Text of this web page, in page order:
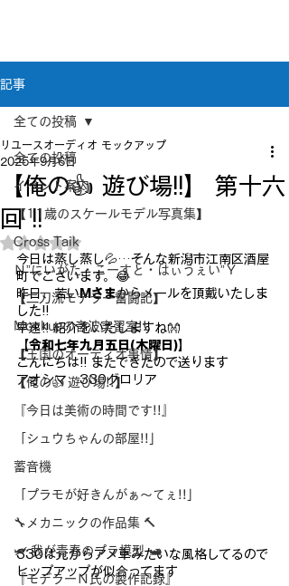
記事
全ての投稿
イベント案内
【11歳のスケールモデル写真集】
Cross Taik
Ｎ”にいがた・こーすと・はぃうぇい”Ｙ
【二刀流モデラー奮闘記】
Mockupの音波実習室!!
【王国のオーディオ事情】
【俺の👍 遊び場!!】
『今日は美術の時間です!!』
「シュウちゃんの部屋!!」
蓄音機
「プラモが好きんがぁ～てぇ!!」
🔧メカニックの作品集 🔨
🛩 我が青春のプラ模型 🛥
『モデラーＮ氏の製作記録』
全ての投稿
【俺の👍 遊び場!!】 第十六
回 !!
リユースオーディオ モックアップ
2025年9月6日
5つ星のうちNaNと評価されています。
今日は蒸し蒸し💦…そんな新潟市江南区酒屋
町でございます。😂
昨日、若いMさまからメールを頂戴いたしま
した!!
早速!! 紹介をいたしますね👐
【令和七年九月五日(木曜日)】
こんにちは!! またできたので送ります
アオシマ　330グロリア
330は元からアメ車みたいな風格してるので
ヒップアップが似合ってます